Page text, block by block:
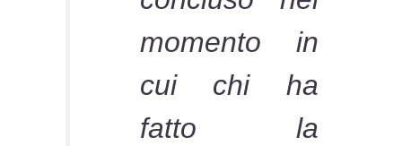
momento in
cui chi ha
fatto la